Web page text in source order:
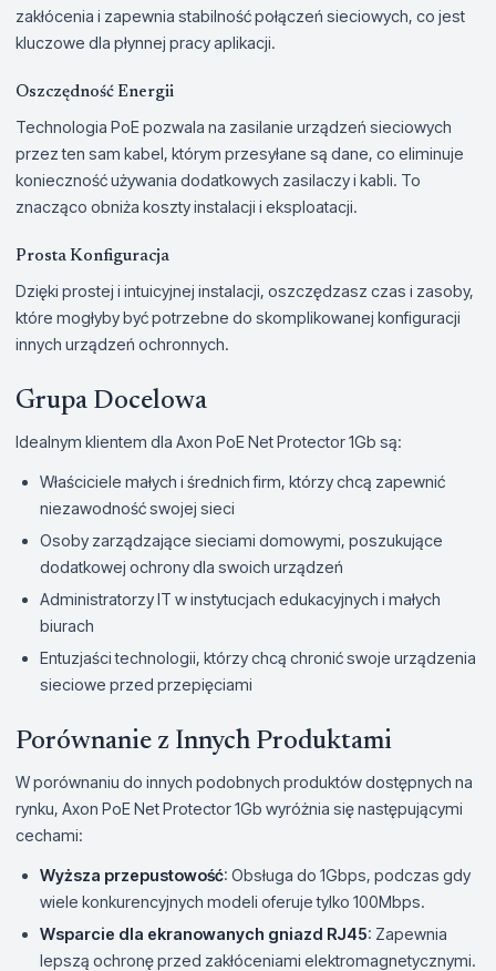
zakłócenia i zapewnia stabilność połączeń sieciowych, co jest
kluczowe dla płynnej pracy aplikacji.
Oszczędność Energii
Technologia PoE pozwala na zasilanie urządzeń sieciowych
przez ten sam kabel, którym przesyłane są dane, co eliminuje
konieczność używania dodatkowych zasilaczy i kabli. To
znacząco obniża koszty instalacji i eksploatacji.
Prosta Konfiguracja
Dzięki prostej i intuicyjnej instalacji, oszczędzasz czas i zasoby,
które mogłyby być potrzebne do skomplikowanej konfiguracji
innych urządzeń ochronnych.
Grupa Docelowa
Idealnym klientem dla Axon PoE Net Protector 1Gb są:
Właściciele małych i średnich firm, którzy chcą zapewnić
niezawodność swojej sieci
Osoby zarządzające sieciami domowymi, poszukujące
dodatkowej ochrony dla swoich urządzeń
Administratorzy IT w instytucjach edukacyjnych i małych
biurach
Entuzjaści technologii, którzy chcą chronić swoje urządzenia
sieciowe przed przepięciami
Porównanie z Innych Produktami
W porównaniu do innych podobnych produktów dostępnych na
rynku, Axon PoE Net Protector 1Gb wyróżnia się następującymi
cechami:
Wyższa przepustowość: Obsługa do 1Gbps, podczas gdy
wiele konkurencyjnych modeli oferuje tylko 100Mbps.
Wsparcie dla ekranowanych gniazd RJ45: Zapewnia
lepszą ochronę przed zakłóceniami elektromagnetycznymi.